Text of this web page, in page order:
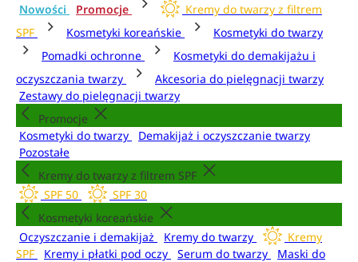
Nowości
Promocje
Kremy do twarzy z filtrem
SPF
Kosmetyki koreańskie
Kosmetyki do twarzy
Pomadki ochronne
Kosmetyki do demakijażu i
oczyszczania twarzy
Akcesoria do pielęgnacji twarzy
Zestawy do pielęgnacji twarzy
Promocje
Kosmetyki do twarzy
Demakijaż i oczyszczanie twarzy
Pozostałe
Kremy do twarzy z filtrem SPF
SPF 50
SPF 30
Kosmetyki koreańskie
Oczyszczanie i demakijaż
Kremy do twarzy
Kremy
SPF
Kremy i płatki pod oczy Serum do twarzy
Maski do